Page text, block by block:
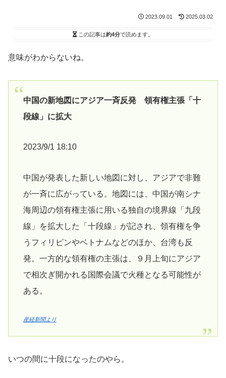
2023.09.01 2025.03.02
この記事は約4分で読めます。
意味がわからないね。
中国の新地図にアジア一斉反発 領有権主張「十
段線」に拡大
2023/9/1 18:10
中国が発表した新しい地図に対し、アジアで非難
が一斉に広がっている。地図には、中国が南シナ
海周辺の領有権主張に用いる独自の境界線「九段
線」を拡大した「十段線」が記され、領有権を争
うフィリピンやベトナムなどのほか、台湾も反
発。一方的な領有権の主張は、９月上旬にアジア
で相次ぎ開かれる国際会議で火種となる可能性が
ある。
産経新聞より
いつの間に十段になったのやら。